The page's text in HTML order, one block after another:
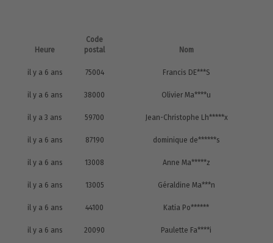
Heure
Code
postal
Nom
il y a 6 ans 75004 Francis DE***S
il y a 6 ans 38000 Olivier Ma****u
il y a 3 ans 59700 Jean-Christophe Lh*****x
il y a 6 ans 87190 dominique de******s
il y a 6 ans 13008 Anne Ma*****z
il y a 6 ans 13005 Géraldine Ma***n
il y a 6 ans 44100 Katia Po******
il y a 6 ans 20090 Paulette Fa****i